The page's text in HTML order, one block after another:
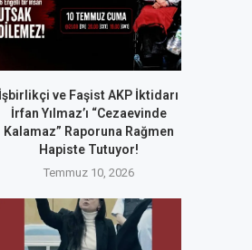
İşbirlikçi ve Faşist AKP İktidarı
İrfan Yılmaz’ı “Cezaevinde
Kalamaz” Raporuna Rağmen
Hapiste Tutuyor!
Temmuz 10, 2026